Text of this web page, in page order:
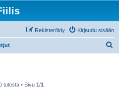
Kirjaudu sisään
Rekisteröidy
tulosta • Sivu 1/1